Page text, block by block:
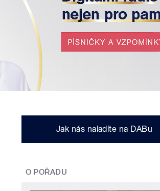
Jak nás naladíte na DABu
O POŘADU